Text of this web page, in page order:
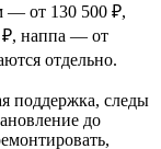
— от 130 500 ₽,
₽, наппа — от
отдельно.
поддержка, следы
до